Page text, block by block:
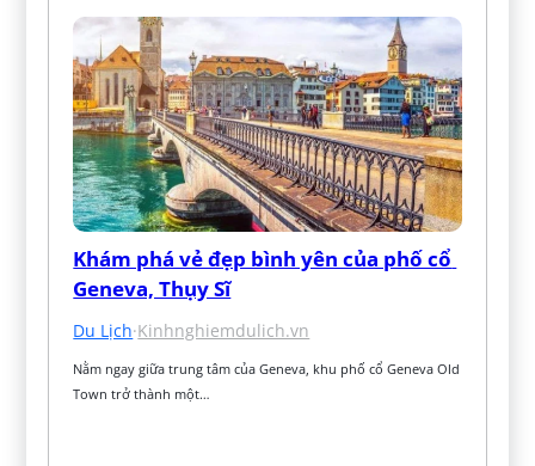
Khám phá vẻ đẹp bình yên của phố cổ
Geneva, Thụy Sĩ
Du Lịch·Kinhnghiemdulich.vn
Nằm ngay giữa trung tâm của Geneva, khu phố cổ Geneva Old
Town trở thành một…